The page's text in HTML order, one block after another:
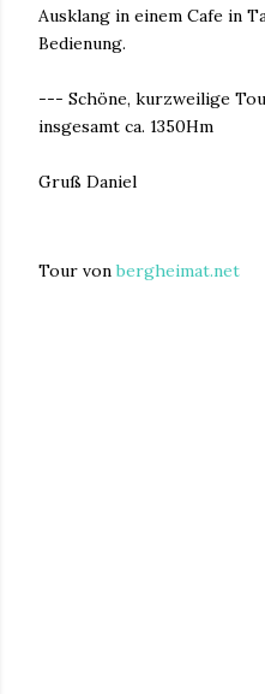
Ausklang in einem Cafe in
Bedienung.
--- Schöne, kurzweilige
insgesamt ca. 1350Hm
Gruß Daniel
Tour vonbergheimat.net